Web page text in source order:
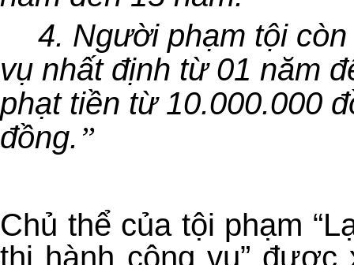
4. Người phạm tội
vụ nhất định từ 01 năm
phạt tiền từ 10.000.000
đồng. ”
Chủ thể của tội phạm
thi hành công vụ”